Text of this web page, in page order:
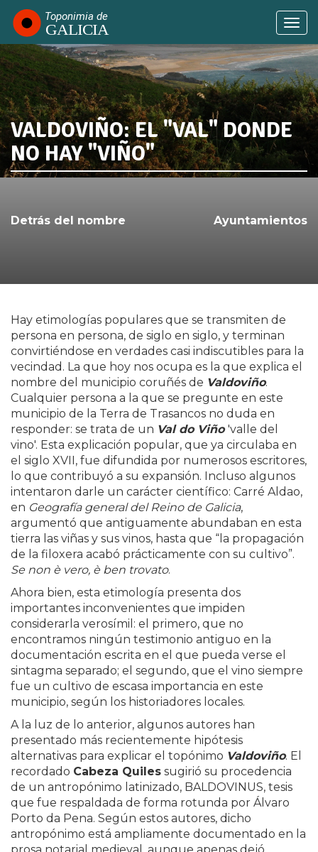
Pasar
contenido
principal
SABÍAS QUE...
VALDOVIÑO: EL "VAL" DONDE
NO HAY "VIÑO"
Detrás del nombre Ayuntamientos
Hay etimologías populares que se transmiten de
persona en persona, de siglo en siglo, y terminan
convirtiéndose en verdades casi indiscutibles para la
vecindad. La que hoy nos ocupa es la que explica el
nombre del municipio coruñés de Valdoviño.
Cualquier persona a la que se pregunte en este
municipio de la Terra de Trasancos no duda en
responder: se trata de un Val do Viño'valle del
vino'. Esta explicación popular, que ya circulaba en
el siglo XVII, fue difundida por numerosos escritores,
lo que contribuyó a su expansión. Incluso algunos
intentaron darle un carácter científico: Carré Aldao,
en Geografía general del Reino de Galicia,
argumentó que antiguamente abundaban en esta
tierra las viñas y sus vinos, hasta que “la propagación
de la filoxera acabó prácticamente con su cultivo”.
Se non è vero, è ben trovato.
Ahora bien, esta etimología presenta dos
importantes inconvenientes que impiden
considerarla verosímil: el primero, que no
encontramos ningún testimonio antiguo en la
documentación escrita en el que pueda verse el
sintagma separado; el segundo, que el vino siempre
fue un cultivo de escasa importancia en este
municipio, según los historiadores locales.
A la luz de lo anterior, algunos autores han
presentado más recientemente hipótesis
alternativas para explicar el topónimo Valdoviño. El
recordado Cabeza Quiles sugirió su procedencia
de un antropónimo latinizado, BALDOVINUS, tesis
que fue respaldada de forma rotunda por Álvaro
Porto da Pena. Según estos autores, dicho
antropónimo está ampliamente documentado en la